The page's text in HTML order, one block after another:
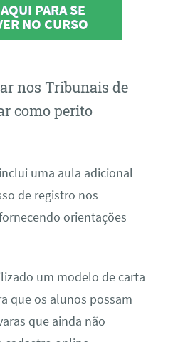
PARA SE
NO CURSO
nos Tribunais de
como perito
uma aula adicional
de registro nos
orientações
um modelo de carta
que os alunos possam
que ainda não